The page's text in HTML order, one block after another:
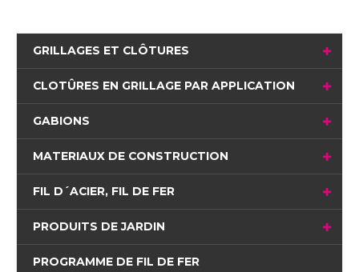
GRILLAGES ET CLÔTURES
CLOTÛRES EN GRILLAGE PAR APPLICATION
GABIONS
MATERIAUX DE CONSTRUCTION
FIL D´ACIER, FIL DE FER
PRODUITS DE JARDIN
PROGRAMME DE FIL DE FER